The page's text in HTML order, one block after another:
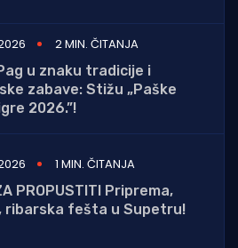
2 MIN. ČITANJA
u znaku tradicije i
zabave: Stižu „Paške
2026.”!
1 MIN. ČITANJA
PROPUSTITI Priprema,
ribarska fešta u Supetru!